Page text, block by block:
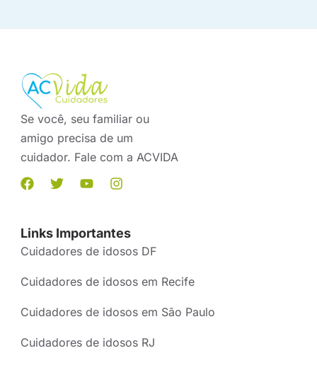
Se você, seu familiar ou
amigo precisa de um
cuidador. Fale com a ACVIDA
Links Importantes
Cuidadores de idosos DF
Cuidadores de idosos em Recife
Cuidadores de idosos em São Paulo
Cuidadores de idosos RJ